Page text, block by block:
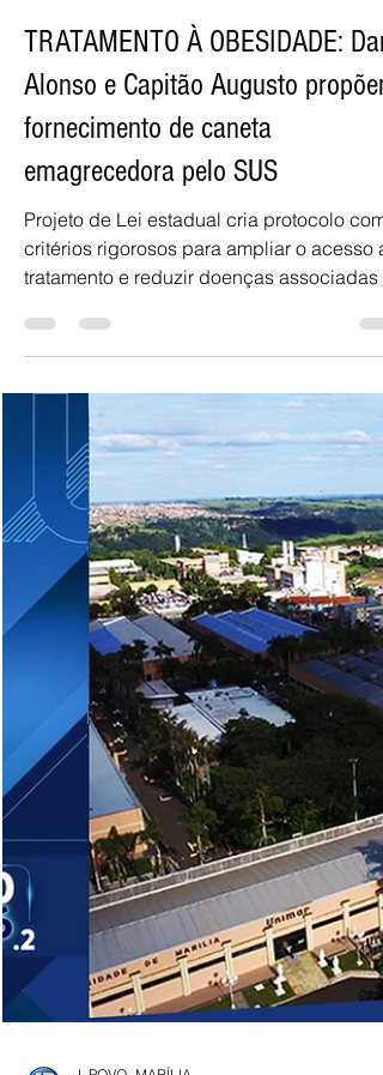
J. POVO- MARÍLIA
22 de jun.
2 min de leitura
TRATAMENTO À OBESIDADE: Dani
Alonso e Capitão Augusto propõem
fornecimento de caneta
emagrecedora pelo SUS
Projeto de Lei estadual cria protocolo com
critérios rigorosos para ampliar o acesso
tratamento e reduzir doenças associadas à
obesidade por meio da tirzepatida,
ativo do conhecido Mounjaro A Deputada
Estadual Dani Alonso (PL), com apoio do
Deputado Federal Capitão Augusto (PL),
apresentou na Alesp (Assembleia
Legislativa do Estado de São Paulo) o
Projeto de Lei nº 557/2026, que autoriza o
Governo do Estado a instituir um protocolo
para dispensação, autorização